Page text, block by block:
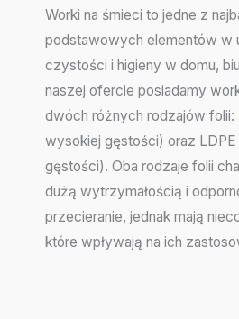
Worki na śmieci to jedne z
podstawowych elementów w
czystości i higieny w domu,
naszej ofercie posiadamy
dwóch różnych rodzajów folii:
wysokiej gęstości) oraz LDPE
gęstości). Oba rodzaje folii
dużą wytrzymałością i
przecieranie, jednak mają
które wpływają na ich